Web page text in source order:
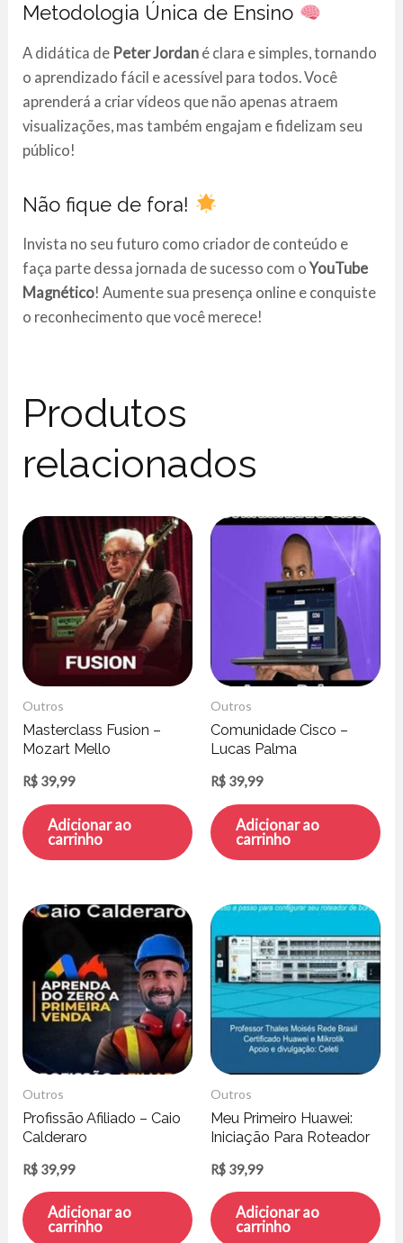
Metodologia Única de Ensino
A didática de Peter Jordan é clara e simples, tornando
o aprendizado fácil e acessível para todos. Você
aprenderá a criar vídeos que não apenas atraem
visualizações, mas também engajam e fidelizam seu
público!
Não fique de fora!
Invista no seu futuro como criador de conteúdo e
faça parte dessa jornada de sucesso com oYouTube
Magnético! Aumente sua presença online e conquiste
o reconhecimento que você merece!
Produtos
relacionados
Outros
Masterclass Fusion –
Mozart Mello
R$ 39,99
Adicionar ao
carrinho
Outros
Comunidade Cisco –
Lucas Palma
R$ 39,99
Adicionar ao
carrinho
Outros
Profissão Afiliado – Caio
Calderaro
R$ 39,99
Adicionar ao
carrinho
Outros
Meu Primeiro Huawei:
Iniciação Para Roteador
Moisés
R$ 39,99
Adicionar ao
carrinho